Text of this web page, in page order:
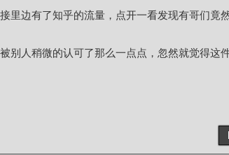
里边有了知乎的流量，点开一看发现有哥们竟
别人稍微的认可了那么一点点，忽然就觉得这